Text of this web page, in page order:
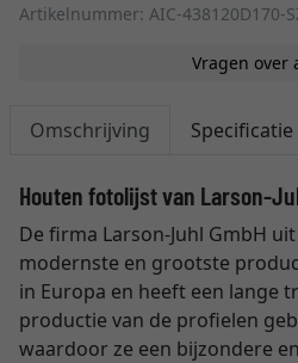
Artikelnummer: AIC-438120D170-
Vragen over
Omschrijving Specificatie
Houten fotolijst van Larson-
De firma Larson-Juhl GmbH
modernste en grootste
in Europa en heeft een lange
productie van de profielen
waardoor ze een bijzondere